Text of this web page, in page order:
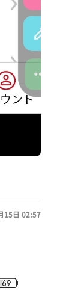
15日 02:57